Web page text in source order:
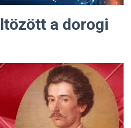
a dorogi